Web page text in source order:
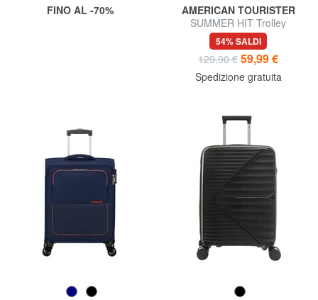
FINO AL -70%
AMERICAN TOURISTER
SUMMER HIT Trolley
Bagaglio a Mano
54% SALDI
129,90 € 59,99 €
Spedizione gratuita